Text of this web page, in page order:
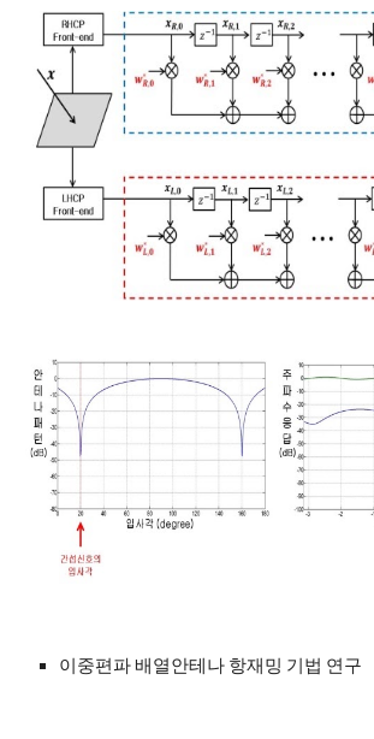
이중편파 배열안테나 항재밍 기법 연구